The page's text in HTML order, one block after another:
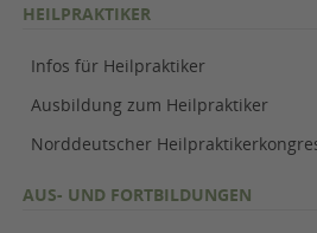
HEILPRAKTIKER
Infos für Heilpraktiker
Ausbildung zum Heilpraktiker
Norddeutscher
AUS- UND FORTBILDUNGEN